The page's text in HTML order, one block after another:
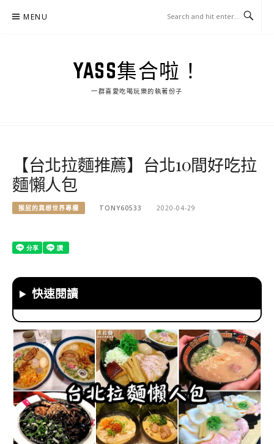
MENU
YASS集合啦！
一群喜愛吃喝玩樂的執著份子
【台北拉麵推薦】台北10間好吃拉
麵懶人包
猴屁的異想世界專欄 TONY60533 2020-04-29
快速閱讀